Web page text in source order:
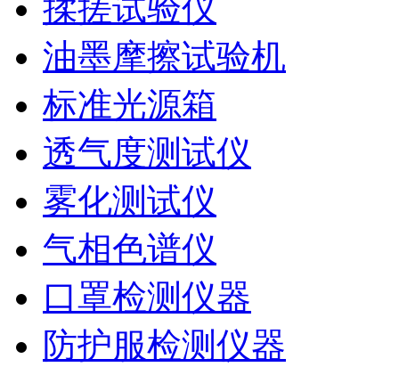
揉搓试验仪
油墨摩擦试验机
标准光源箱
透气度测试仪
雾化测试仪
气相色谱仪
口罩检测仪器
防护服检测仪器